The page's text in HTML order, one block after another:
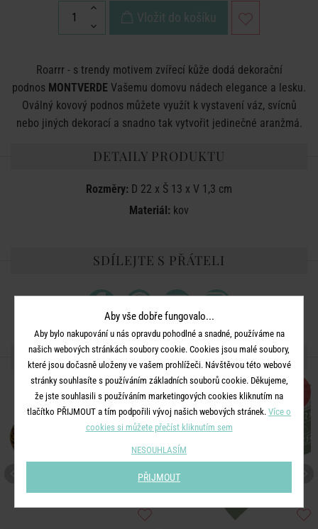
Vložit do košíku
Roarrr - s trendy motivem zvířecí kůže dodá dekorační
podnos MONTVERDE Vašemu domovu nádech elegance a lesku.
Oválný kovový podnos můžete využít k vystavení váz, svícnů
nebo jiných dekorací a snadno tak vytvořit jedinečné aranžmá.
DETAILY PRODUKTU
Rozměry: D 22 x Š 13 x V 1,3 cm
Materiál: kov
SDÍLEJTE S PŘÁTELI
DALŠÍ PRODUKTY ZE SÉRIE
-30% -30
Aby vše dobře fungovalo...
Aby bylo nakupování u nás opravdu pohodlné a snadné, používáme na
našich webových stránkách soubory cookie. Cookies jsou malé soubory,
které jsou dočasně uloženy ve vašem prohlížeči. Návštěvou této webové
stránky souhlasíte s používáním základních souborů cookie. Děkujeme,
že jste souhlasili s používáním marketingových cookies kliknutím na
tlačítko PŘIJMOUT a tím podpořili vývoj našich webových stránek. Více o
cookies si můžete přečíst kliknutím sem
NESOUHLASÍM
PŘIJMOUT